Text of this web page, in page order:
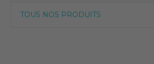
TOUS NOS PRODUITS